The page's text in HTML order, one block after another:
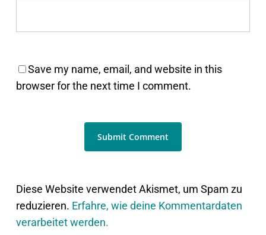
Save my name, email, and website in this
browser for the next time I comment.
Diese Website verwendet Akismet, um Spam zu
reduzieren. Erfahre, wie deine Kommentardaten
verarbeitet werden.